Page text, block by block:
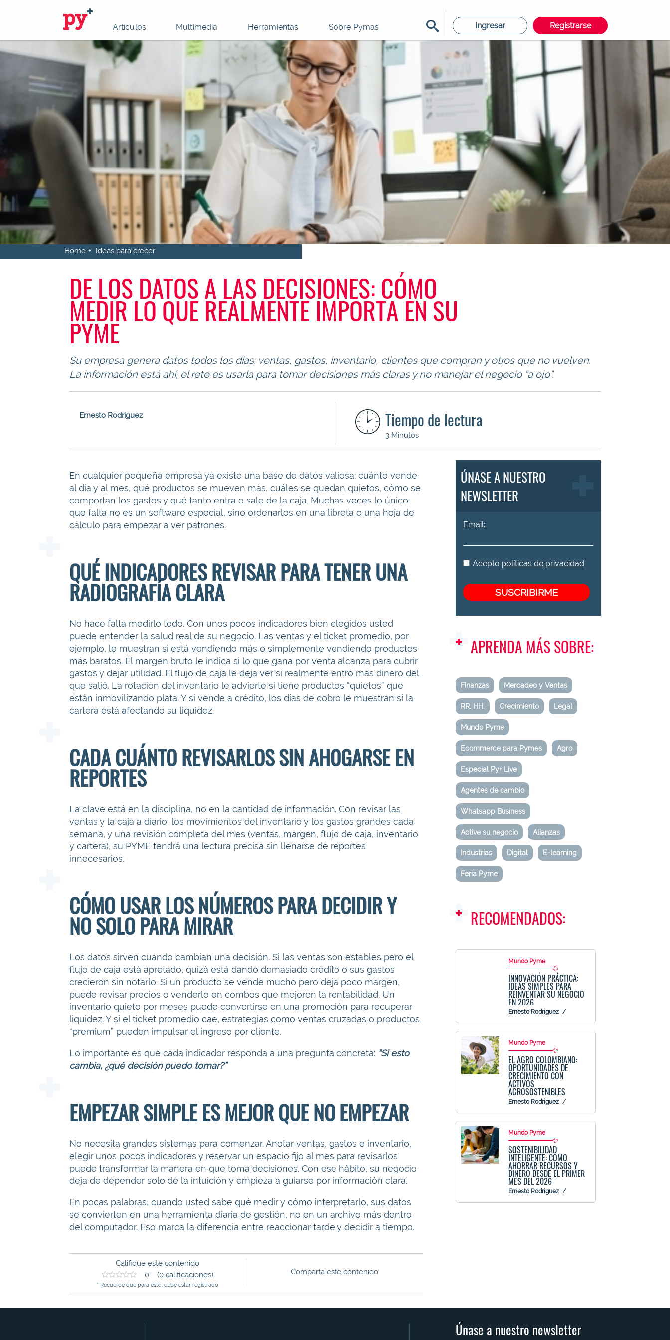
Artículos Multimedia Herramientas Sobre Pymas Ingresar Registrarse
Home Ideas para crecer
DE LOS DATOS A LAS DECISIONES: CÓMO
MEDIR LO QUE REALMENTE IMPORTA EN SU
PYME
Su empresa genera datos todos los días: ventas, gastos, inventario, clientes que compran y otros que no vuelven.
La información está ahí; el reto es usarla para tomar decisiones más claras y no manejar el negocio “a ojo”.
Ernesto Rodriguez Tiempo de lectura
3 Minutos
En cualquier pequeña empresa ya existe una base de datos valiosa: cuánto vende
al día y al mes, qué productos se mueven más, cuáles se quedan quietos, cómo se
comportan los gastos y qué tanto entra o sale de la caja. Muchas veces lo único
que falta no es un software especial, sino ordenarlos en una libreta o una hoja de
cálculo para empezar a ver patrones.
QUÉ INDICADORES REVISAR PARA TENER UNA
RADIOGRAFÍA CLARA
No hace falta medirlo todo. Con unos pocos indicadores bien elegidos usted
puede entender la salud real de su negocio. Las ventas y el ticket promedio, por
ejemplo, le muestran si está vendiendo más o simplemente vendiendo productos
más baratos. El margen bruto le indica si lo que gana por venta alcanza para cubrir
gastos y dejar utilidad. El flujo de caja le deja ver si realmente entró más dinero del
que salió. La rotación del inventario le advierte si tiene productos “quietos” que
están inmovilizando plata. Y si vende a crédito, los días de cobro le muestran si la
cartera está afectando su liquidez.
CADA CUÁNTO REVISARLOS SIN AHOGARSE EN
REPORTES
La clave está en la disciplina, no en la cantidad de información. Con revisar las
ventas y la caja a diario, los movimientos del inventario y los gastos grandes cada
semana, y una revisión completa del mes (ventas, margen, flujo de caja, inventario
y cartera), su PYME tendrá una lectura precisa sin llenarse de reportes
innecesarios.
CÓMO USAR LOS NÚMEROS PARA DECIDIR Y
NO SOLO PARA MIRAR
Los datos sirven cuando cambian una decisión. Si las ventas son estables pero el
flujo de caja está apretado, quizá está dando demasiado crédito o sus gastos
crecieron sin notarlo. Si un producto se vende mucho pero deja poco margen,
puede revisar precios o venderlo en combos que mejoren la rentabilidad. Un
inventario quieto por meses puede convertirse en una promoción para recuperar
liquidez. Y si el ticket promedio cae, estrategias como ventas cruzadas o productos
“premium” pueden impulsar el ingreso por cliente.
Lo importante es que cada indicador responda a una pregunta concreta: “Si esto
cambia, ¿qué decisión puedo tomar?”
EMPEZAR SIMPLE ES MEJOR QUE NO EMPEZAR
No necesita grandes sistemas para comenzar. Anotar ventas, gastos e inventario,
elegir unos pocos indicadores y reservar un espacio fijo al mes para revisarlos
puede transformar la manera en que toma decisiones. Con ese hábito, su negocio
deja de depender solo de la intuición y empieza a guiarse por información clara.
En pocas palabras, cuando usted sabe qué medir y cómo interpretarlo, sus datos
se convierten en una herramienta diaria de gestión, no en un archivo más dentro
del computador. Eso marca la diferencia entre reaccionar tarde y decidir a tiempo.
Califique este contenido
0 (0 calificaciones)
* Recuerde que para esto, debe estar registrado
Comparta este contenido
ÚNASE A NUESTRO
NEWSLETTER
Email:
Acepto políticas de privacidad
APRENDA MÁS SOBRE:
Finanzas Mercadeo y Ventas
RR. HH. Crecimiento Legal
Mundo Pyme
Ecommerce para Pymes Agro
Especial Py+ Live
Agentes de cambio
Whatsapp Business
Active su negocio Alianzas
Industrias Digital E-learning
Feria Pyme
RECOMENDADOS:
Mundo Pyme
INNOVACIÓN PRÁCTICA:
IDEAS SIMPLES PARA
REINVENTAR SU NEGOCIO
EN 2026
Ernesto Rodriguez
Mundo Pyme
EL AGRO COLOMBIANO:
OPORTUNIDADES DE
CRECIMIENTO CON
ACTIVOS
AGROSOSTENIBLES
Ernesto Rodriguez
Mundo Pyme
SOSTENIBILIDAD
INTELIGENTE: CÓMO
AHORRAR RECURSOS Y
DINERO DESDE EL PRIMER
MES DEL 2026
Ernesto Rodriguez
Únase a nuestro newsletter